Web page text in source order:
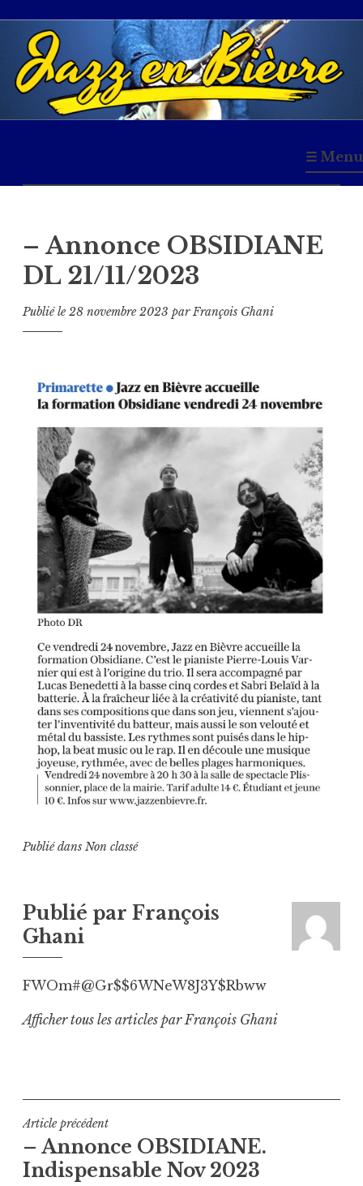
Accéder
contenu
principal
☰ Menu
– Annonce OBSIDIANE
DL 21/11/2023
Publié le28 novembre 2023 parFrançois Ghani
Publié dans Non classé
Publié par François
Ghani
FWOm#@Gr$$6WNeW8J3Y$Rbww
Afficher tous les articles par François Ghani
Navigation
de
l’article
Article précédent
– Annonce OBSIDIANE.
Indispensable Nov 2023